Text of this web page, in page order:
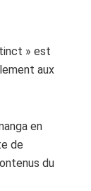
» est
aux
en
de
du